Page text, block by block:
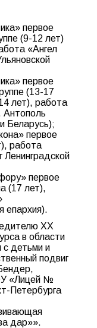
первое
(9-12 лет)
«Ангел
первое
(13-17
лет), работа
Антополь
Беларусь);
первое
работа
Ленинградской
первое
(17 лет),
епархия).
XХ
в области
с детьми и
подвиг
«Лицей №
Петербурга
дар»».